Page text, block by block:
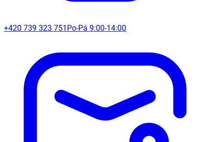
+420 739 323 751 Po-Pá 9:00-14:00